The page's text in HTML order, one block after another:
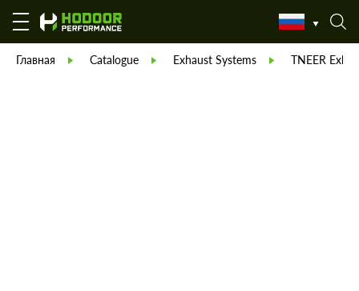
Главная Catalogue Exhaust Systems TNEER